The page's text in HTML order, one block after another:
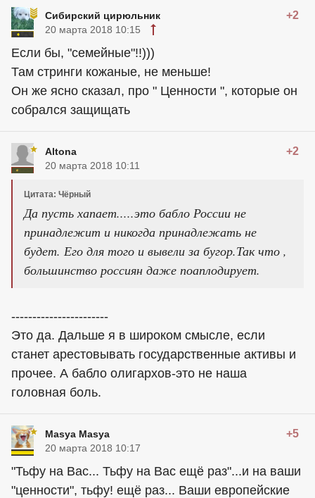
Сибирский цирюльник +2
20 марта 2018 10:15
Если бы, "семейные"!!)))
Там стринги кожаные, не меньше!
Он же ясно сказал, про " Ценности ", которые он
собрался защищать
Altona +2
20 марта 2018 10:11
Цитата: Чёрный
Да пусть хапает.....это бабло России не
принадлежит и никогда принадлежать не
будет. Его для того и вывели за бугор.Так что ,
большинство россиян даже поаплодирует.
-----------------------
Это да. Дальше я в широком смысле, если
станет арестовывать государственные активы и
прочее. А бабло олигархов-это не наша
головная боль.
Masya Masya +5
20 марта 2018 10:17
"Тьфу на Вас... Тьфу на Вас ещё раз"...и на ваши
"ценности", тьфу! ещё раз... Ваши европейские